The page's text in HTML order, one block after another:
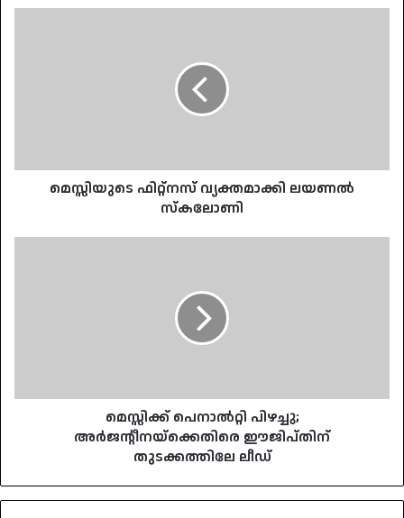
മെസ്സിയുടെ ഫിറ്റ്നസ് വ്യക്തമാക്കി ലയണൽ
സ്കലോണി
മെസ്സിക്ക് പെനാൽറ്റി പിഴച്ചു;
അർജന്റീനയ്‌ക്കെതിരെ ഈജിപ്തിന്
തുടക്കത്തിലേ ലീഡ്